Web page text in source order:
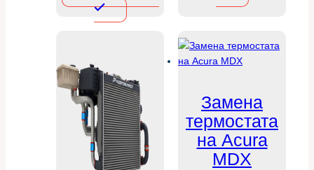
Замена
термостата
на Acura
MDX